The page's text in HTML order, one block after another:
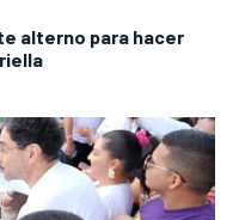
alterno para hacer